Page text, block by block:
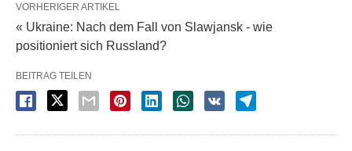
VORHERIGER ARTIKEL
« Ukraine: Nach dem Fall von Slawjansk - wie
positioniert sich Russland?
BEITRAG TEILEN